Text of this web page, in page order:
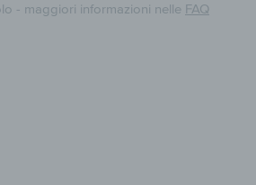
- maggiori informazioni nelle FAQ